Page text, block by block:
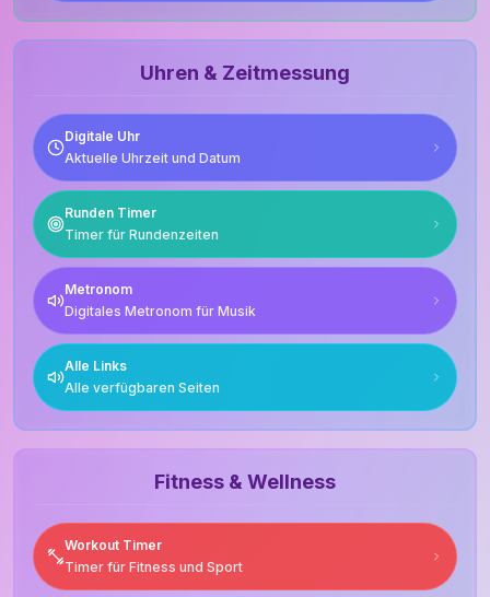
Uhren & Zeitmessung
Digitale Uhr
Aktuelle Uhrzeit und Datum
Runden Timer
Timer für Rundenzeiten
Metronom
Digitales Metronom für Musik
Alle Links
Alle verfügbaren Seiten
Fitness & Wellness
Workout Timer
Timer für Fitness und Sport